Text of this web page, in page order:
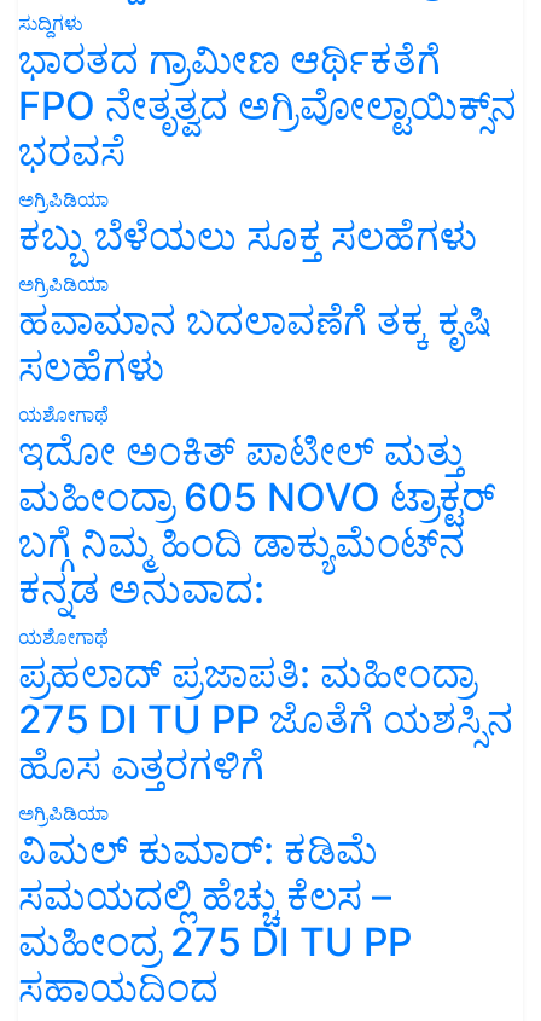
ಸುದ್ದಿಗಳು
ಭಾರತದ ಗ್ರಾಮೀಣ ಆರ್ಥಿಕತೆಗೆ
FPO ನೇತೃತ್ವದ ಅಗ್ರಿವೋಲ್ಟಾಯಿಕ್ಸ್‌ನ
ಭರವಸೆ
ಅಗ್ರಿಪಿಡಿಯಾ
ಕಬ್ಬು ಬೆಳೆಯಲು ಸೂಕ್ತ ಸಲಹೆಗಳು
ಅಗ್ರಿಪಿಡಿಯಾ
ಹವಾಮಾನ ಬದಲಾವಣೆಗೆ ತಕ್ಕ ಕೃಷಿ
ಸಲಹೆಗಳು
ಯಶೋಗಾಥೆ
ಇದೋ ಅಂಕಿತ್ ಪಾಟೀಲ್ ಮತ್ತು
ಮಹೀಂದ್ರಾ 605 NOVO ಟ್ರಾಕ್ಟರ್
ಬಗ್ಗೆ ನಿಮ್ಮ ಹಿಂದಿ ಡಾಕ್ಯುಮೆಂಟ್‌ನ
ಕನ್ನಡ ಅನುವಾದ:
ಯಶೋಗಾಥೆ
ಪ್ರಹಲಾದ್ ಪ್ರಜಾಪತಿ: ಮಹೀಂದ್ರಾ
275 DI TU PP ಜೊತೆಗೆ ಯಶಸ್ಸಿನ
ಹೊಸ ಎತ್ತರಗಳಿಗೆ
ಅಗ್ರಿಪಿಡಿಯಾ
ವಿಮಲ್ ಕುಮಾರ್: ಕಡಿಮೆ
ಸಮಯದಲ್ಲಿ ಹೆಚ್ಚು ಕೆಲಸ –
ಮಹೀಂದ್ರ 275 DI TU PP
ಸಹಾಯದಿಂದ